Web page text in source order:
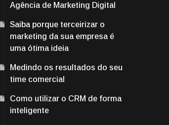
Agência de Marketing Digital
Saiba porque terceirizar o
marketing da sua empresa é
uma ótima ideia
Medindo os resultados do seu
time comercial
Como utilizar o CRM de forma
inteligente